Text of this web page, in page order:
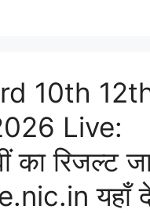
10th
Live:
का रिजल्ट
यहाँ